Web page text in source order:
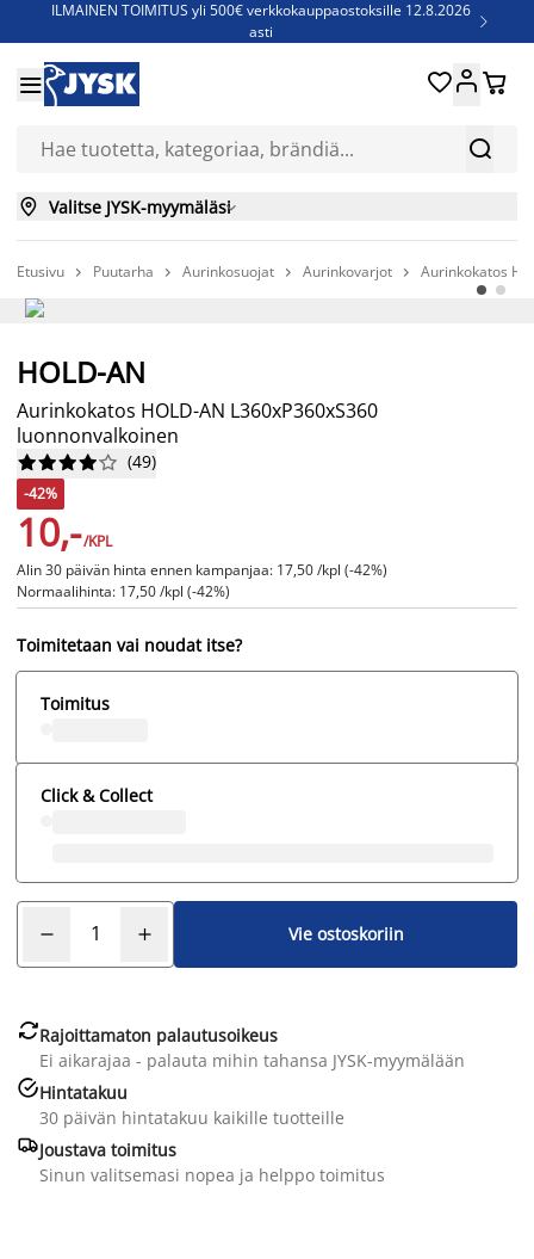
ILMAINEN TOIMITUS yli 500€ verkkokauppaostoksille 12.8.2026
asti

Jenkkisänkyjä - Säästä jopa 60%


 
 Valitse JYSK-myymäläsi
Etusivu  Puutarha  Aurinkosuojat  Aurinkovarjot  Aurinkokatos
Niin kauan kuin tavaraa riittää
HOLD-AN
Aurinkokatos HOLD-AN L360xP360xS360
luonnonvalkoinen





 (49)
-42%
10,-/KPL
Alin 30 päivän hinta ennen kampanjaa: 17,50 /kpl (-42%)
Normaalihinta: 17,50 /kpl (-42%)
Toimitetaan vai noudat itse?
Toimitus
Click & Collect
Vie ostoskoriin
Rajoittamaton palautusoikeus
Ei aikarajaa - palauta mihin tahansa JYSK-myymälään
Hintatakuu
30 päivän hintatakuu kaikille tuotteille
Joustava toimitus
Sinun valitsemasi nopea ja helppo toimitus